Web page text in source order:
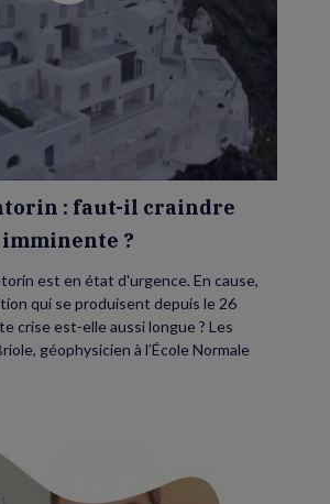
vidéo
de
Séismes
à
Santorin
craindre
éruption
?
: faut-il craindre
?
est en état d'urgence. En cause,
qui se produisent depuis le 26
crise est-elle aussi longue ? Les
géophysicien à l’École Normale